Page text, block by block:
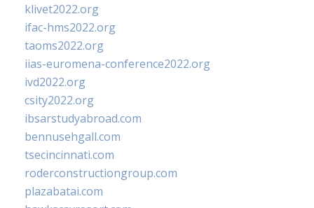
klivet2022.org
ifac-hms2022.org
taoms2022.org
iias-euromena-conference2022.org
ivd2022.org
csity2022.org
ibsarstudyabroad.com
bennusehgall.com
tsecincinnati.com
roderconstructiongroup.com
plazabatai.com